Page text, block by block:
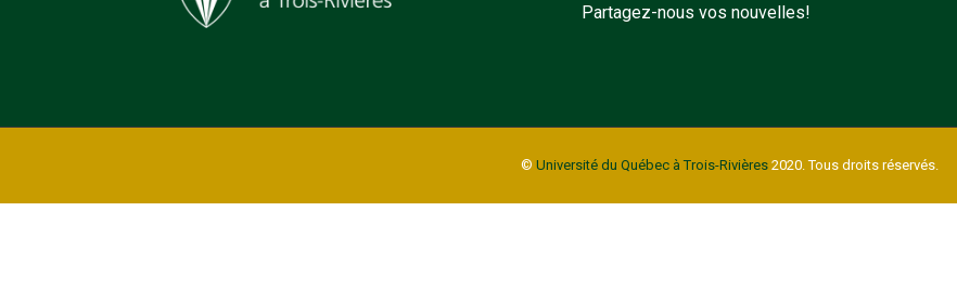
Partagez-nous vos nouvelles!
© Université du Québec à Trois-Rivières2020. Tous droits réservés.